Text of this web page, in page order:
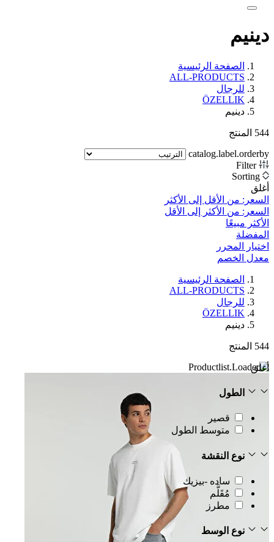
دينيم
الصفحة الرئيسية
ALL-PRODUCTS
للرجال
ÖZELLIK
دينيم
544 المنتج
catalog.label.orderby
Filter
Sorting
أغلق
السعر: من الأقل إلى الأكثر
السعر: من الأكثر إلى الأقل
الأكثر مبيعًا
المفضلة
اختيار المحرر
معدل الخصم‎
الصفحة الرئيسية
ALL-PRODUCTS
للرجال
ÖZELLIK
دينيم
544 المنتج
أغلق
الطول
قصير
متوسط الطول
نوع النقشة
ساده -بيزيك
مُقَلَّم
مطرز
نوع الوسط